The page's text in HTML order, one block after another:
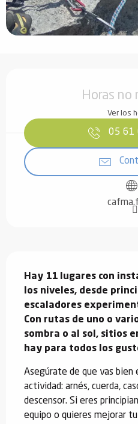
Horas no
Ver los
05 61
Hay 11 lugares con
los niveles, desde
escaladores
Con rutas de uno o
sombra o al sol, sitios
hay para todos los
Asegúrate de que vas bien
actividad: arnés, cuerda,
descensor. Si eres
equipo o quieres mejorar